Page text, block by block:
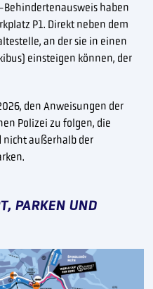
haben
P1. Direkt neben dem
an der sie in einen
einsteigen können, der
den Anweisungen der
Polizei zu folgen, die
nicht außerhalb der
PARKEN UND